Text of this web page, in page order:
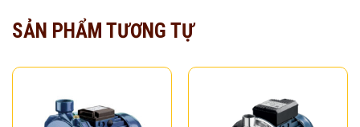
SẢN PHẨM TƯƠNG TỰ